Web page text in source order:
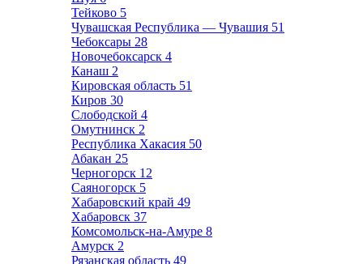
Тейково 5
Чувашская Республика — Чувашия 51
Чебоксары 28
Новочебоксарск 4
Канаш 2
Кировская область 51
Киров 30
Слободской 4
Омутнинск 2
Республика Хакасия 50
Абакан 25
Черногорск 12
Саяногорск 5
Хабаровский край 49
Хабаровск 37
Комсомольск-на-Амуре 8
Амурск 2
Рязанская область 49